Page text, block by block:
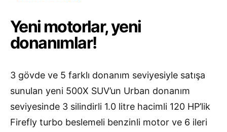
Yeni motorlar, yeni
donanımlar!
3 gövde ve 5 farklı donanım seviyesiyle satışa
sunulan yeni 500X SUV’un Urban donanım
seviyesinde 3 silindirli 1.0 litre hacimli 120 HP’lik
Firefly turbo beslemeli benzinli motor ve 6 ileri